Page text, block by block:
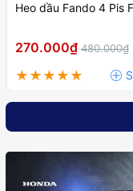
Heo dầu Fando 4 Pis
270.000₫ 480.000₫